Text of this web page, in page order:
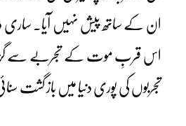
ان کے ساتھ پیش نہیں آیا۔
اس قربِ موت کے تجربے سے
تجربوں کی پوری دنیا میں باز گشت